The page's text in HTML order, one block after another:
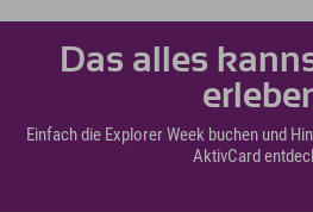
Das alles
Einfach die Explorer Week buchen und
AktivCard